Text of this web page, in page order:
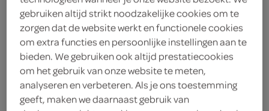
Conimex Mix Babi Ketjap
Conimex
1.
99
gebruiken altijd strikt noodzakelijke cookies om te
zorgen dat de website werkt en functionele cookies
om extra functies en persoonlijke instellingen aan te
bieden. We gebruiken ook altijd prestatiecookies
om het gebruik van onze website te meten,
analyseren en verbeteren. Als je ons toestemming
geeft, maken we daarnaast gebruik van